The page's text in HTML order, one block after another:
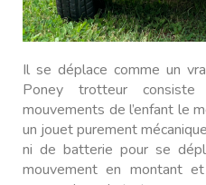
Il se déplace comme un
Poney trotteur
mouvements de l’enfant le
un jouet purement
ni de batterie pour se
mouvement en montant